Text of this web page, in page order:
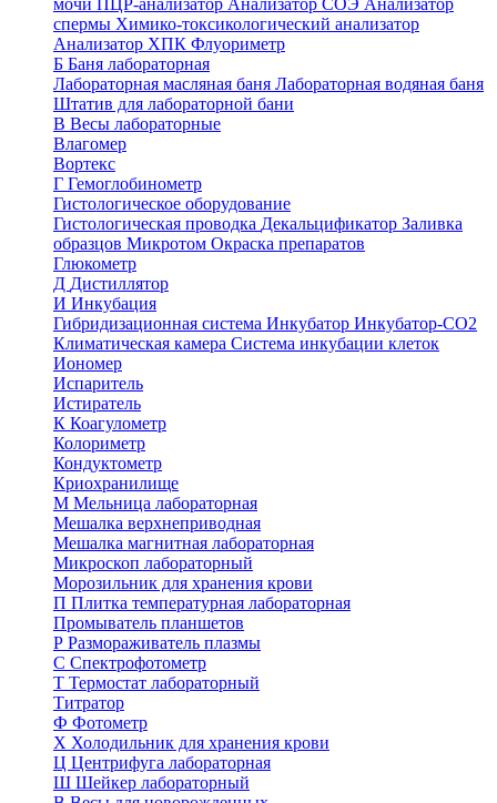
мочи ПЦР-анализатор Анализатор СОЭ Анализатор
спермы Химико-токсикологический анализатор
Анализатор ХПК Флуориметр
Б Баня лабораторная
Лабораторная масляная баня Лабораторная водяная баня
Штатив для лабораторной бани
В Весы лабораторные
Влагомер
Вортекс
Г Гемоглобинометр
Гистологическое оборудование
Гистологическая проводка Декальцификатор Заливка
образцов Микротом Окраска препаратов
Глюкометр
Д Дистиллятор
И Инкубация
Гибридизационная система Инкубатор Инкубатор-СО2
Климатическая камера Система инкубации клеток
Иономер
Испаритель
Истиратель
К Коагулометр
Колориметр
Кондуктометр
Криохранилище
М Мельница лабораторная
Мешалка верхнеприводная
Мешалка магнитная лабораторная
Микроскоп лабораторный
Морозильник для хранения крови
П Плитка температурная лабораторная
Промыватель планшетов
Р Размораживатель плазмы
С Спектрофотометр
Т Термостат лабораторный
Титратор
Ф Фотометр
Х Холодильник для хранения крови
Ц Центрифуга лабораторная
Ш Шейкер лабораторный